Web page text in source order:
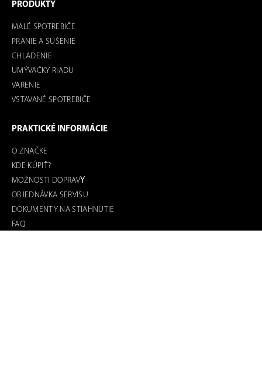
PRODUKTY
MALÉ SPOTREBIČE
PRANIE A SUŠENIE
CHLADENIE
UMÝVAČKY RIADU
VARENIE
VSTAVANÉ SPOTREBIČE
PRAKTICKÉ INFORMÁCIE
O ZNAČKE
KDE KÚPIŤ?
MOŽNOSTI DOPRAVY
OBJEDNÁVKA SERVISU
DOKUMENTY NA STIAHNUTIE
FAQ